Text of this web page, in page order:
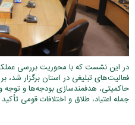
در این نشست که با محوریت بررسی
فعالیت‌های تبلیغی در استان برگزار
حاکمیتی، هدفمندسازی بودجه‌ها و توجه
جمله اعتیاد، طلاق و اختلافات قومی